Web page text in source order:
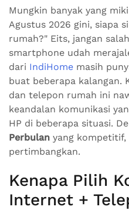
Mungkin banyak yang
Agustus 2026 gini, siapa
rumah?" Eits, jangan
smartphone udah
dari IndiHome masih
buat beberapa kalangan.
dan telepon rumah ini
keandalan komunikasi
HP di beberapa situasi.
Perbulan yang
pertimbangkan.
Kenapa Pilih
Internet +